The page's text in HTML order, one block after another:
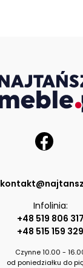
Infolinia:
+48 519 806 317
+48 515 159 329
Czynne 10.00 -
od poniedziałku do